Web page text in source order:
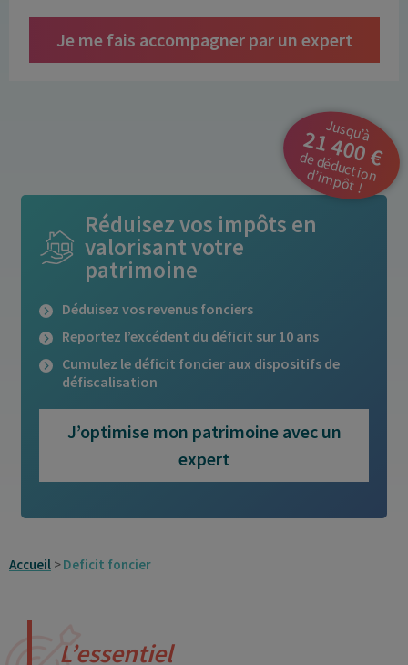
Je me fais accompagner par un expert
Réduisez vos impôts en
valorisant votre
patrimoine
Déduisez vos revenus fonciers
Reportez l’excédent du déficit sur 10 ans
Cumulez le déficit foncier aux dispositifs de
défiscalisation
Jusqu’à
21 400 €
d
e
d
é
d
u
ctio
n d
’im
p
ô
t !
J’optimise mon patrimoine avec un
expert
Accueil Deficit foncier
L’essentiel